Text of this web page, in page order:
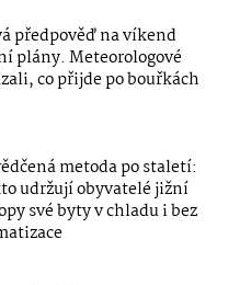
předpověď na víkend
plány. Meteorologové
co přijde po bouřkách
metoda po staletí:
udržují obyvatelé jižní
své byty v chladu i bez